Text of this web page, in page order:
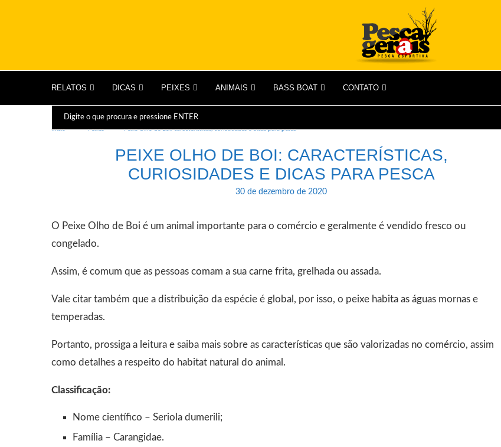
RELATOS DICAS PEIXES ANIMAIS BASS BOAT CONTATO
Início Peixes Peixe Olho de Boi: características, curiosidades e dicas para pesca
PEIXE OLHO DE BOI: CARACTERÍSTICAS,
CURIOSIDADES E DICAS PARA PESCA
30 de dezembro de 2020
O Peixe Olho de Boi é um animal importante para o comércio e geralmente é vendido fresco ou
congelado.
Assim, é comum que as pessoas comam a sua carne frita, grelhada ou assada.
Vale citar também que a distribuição da espécie é global, por isso, o peixe habita as águas mornas e
temperadas.
Portanto, prossiga a leitura e saiba mais sobre as características que são valorizadas no comércio, assim
como detalhes a respeito do habitat natural do animal.
Classificação:
Nome científico – Seriola dumerili;
Família – Carangidae.